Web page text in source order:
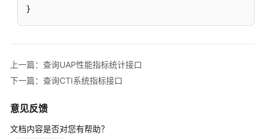
性
息
接
询
}
上一篇：查询UAP性能指标统计接口
下一篇：查询CTI系统指标接口
意见反馈
文档内容是否对您有帮助？